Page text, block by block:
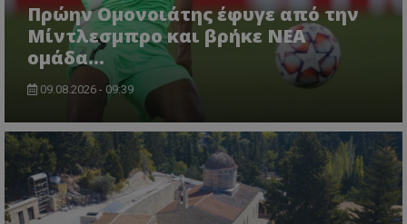
Πρώην Ομονοιάτης έφυγε από την
Μίντλεσμπρο και βρήκε ΝΕΑ
ομάδα...
09.08.2026 - 09:39